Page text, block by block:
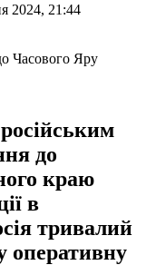
2024, 21:44
до
краю
в
тривалий
оперативну